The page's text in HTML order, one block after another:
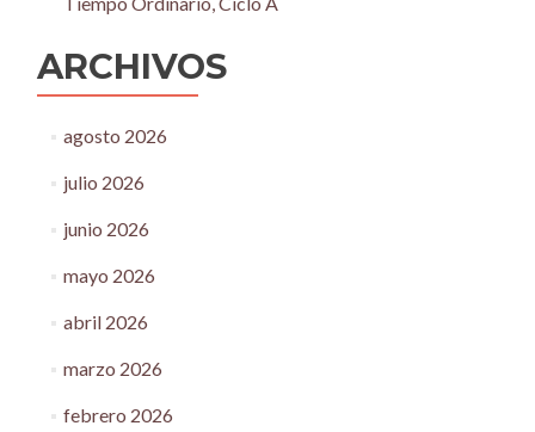
ARCHIVOS
agosto 2026
julio 2026
junio 2026
mayo 2026
abril 2026
marzo 2026
febrero 2026